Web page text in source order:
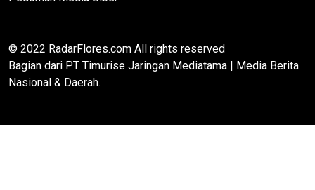
© 2022 RadarFlores.com All rights reserved
Bagian dari PT Timurise Jaringan Mediatama | Media Berita
Nasional & Daerah.